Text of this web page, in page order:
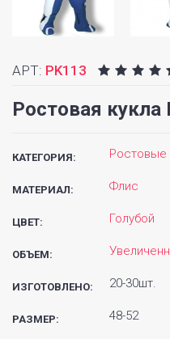
АРТ: PK113
Ростовая кукла
КАТЕГОРИЯ:
МАТЕРИАЛ: Флис
ЦВЕТ: Голубой
ОБЪЕМ:
ИЗГОТОВЛЕНО: 20-30шт.
РАЗМЕР: 48-52